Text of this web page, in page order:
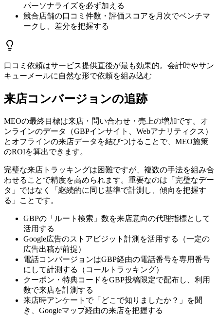
パーソナライズを必ず加える
競合店舗の口コミ件数・評価スコアを月次でベンチマ
ークし、差分を把握する
口コミ依頼はサービス提供直後が最も効果的。会計時やサン
キューメールに自然な形で依頼を組み込む
来店コンバージョンの追跡
MEOの最終目標は来店・問い合わせ・売上の増加です。オ
ンラインのデータ（GBPインサイト、Webアナリティクス）
とオフラインの来店データを結びつけることで、MEO施策
のROIを算出できます。
完璧な来店トラッキングは困難ですが、複数の手法を組み合
わせることで精度を高められます。重要なのは「完璧なデー
タ」ではなく「継続的に同じ基準で計測し、傾向を把握す
る」ことです。
GBPの「ルート検索」数を来店意向の代理指標として
活用する
Google広告のストアビジット計測を活用する（一定の
広告出稿が前提）
電話コンバージョンはGBP経由の電話番号を専用番号
にして計測する（コールトラッキング）
クーポン・特典コードをGBP投稿限定で配布し、利用
数で来店を計測する
来店時アンケートで「どこで知りましたか？」を聞
き、Googleマップ経由の来店を把握する